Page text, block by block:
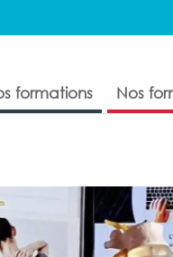
formations Nos